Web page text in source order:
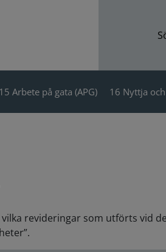
15 Arbete på gata (APG) 16 Nyttja
revideringar som utförts vid